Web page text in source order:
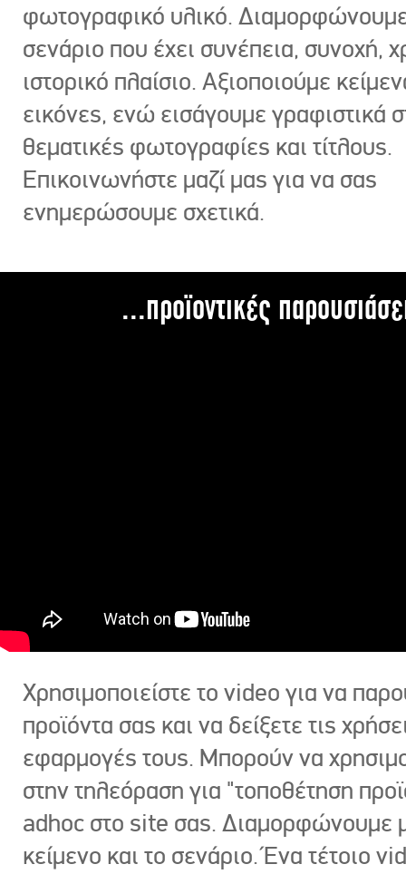
φωτογραφικό υλικό.
σενάριο που έχει συνέπεια, συνοχή,
ιστορικό πλαίσιο. Αξιοποιούμε
εικόνες, ενώ εισάγουμε γραφιστικά
θεματικές φωτογραφίες και τίτλους.
Επικοινωνήστε μαζί μας για να σας
ενημερώσουμε σχετικά.
...προϊοντικές
Χρησιμοποιείστε το video για να
προϊόντα σας και να δείξετε τις
εφαρμογές τους. Μπορούν να
στην τηλεόραση για "τοποθέτηση
adhoc στο site σας. Διαμορφώνουμε
κείμενο και το σενάριο. Ένα τέτοιο